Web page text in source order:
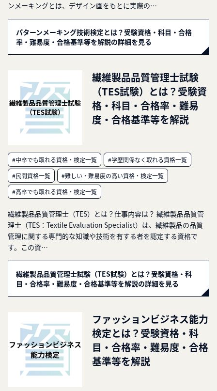
ンメーキングとは、デザイン画をもとに実際の…
パターンメーキング技術検定とは？受験資格・科目・合格
率・難易度・合格基準等を解説の詳細を見る
繊維製品品質管理士試験
（TES試験）とは？受験資
格・科目・合格率・難易
度・合格基準等を解説
#中卒でも取れる資格・検定一覧
#学歴関係なく取れる資格一覧
#民間資格一覧
#難しい・難易度の高い資格・検定一覧
#高卒でも取れる資格・検定一覧
繊維製品品質管理士（TES）とは？仕事内容は？ 繊維製品品質管
理士（TES：Textile Evaluation Specialist）は、繊維製品の品質
管理に関する専門的な知識や技術を有する者を認定する資格で
す。この資…
繊維製品品質管理士試験（TES試験）とは？受験資格・科
目・合格率・難易度・合格基準等を解説の詳細を見る
ファッションビジネス能力
検定とは？受験資格・科
目・合格率・難易度・合格
基準等を解説